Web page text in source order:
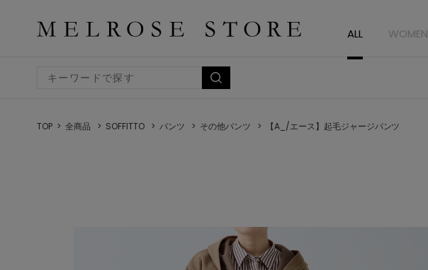
ALL WOMEN
TOP 全商品 SOFFITTO パンツ その他パンツ 【A_/エース】起毛ジャージパンツ